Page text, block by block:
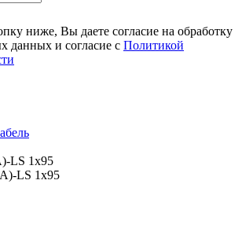
ниже, Вы даете согласие на обработку
данных и согласие с Политикой
LS 1х95